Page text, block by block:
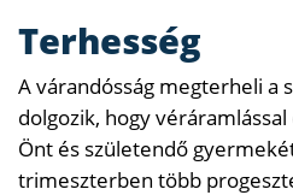
Terhesség
A várandósság megterheli a
dolgozik, hogy
Önt és születendő
trimeszterben több